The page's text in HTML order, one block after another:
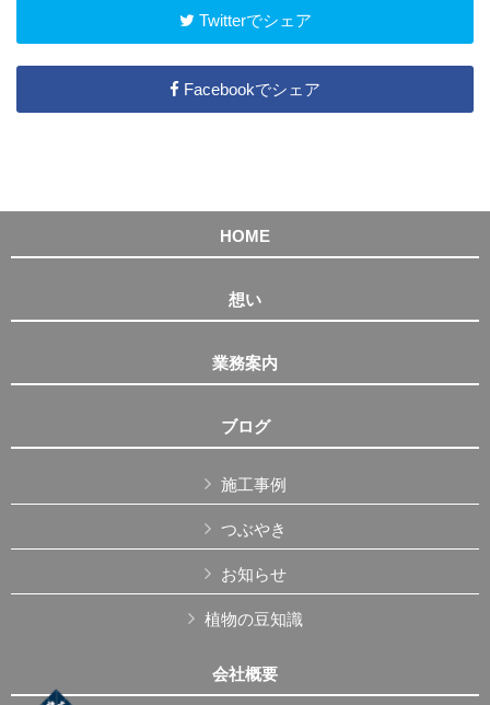
Twitterでシェア
Facebookでシェア
HOME
想い
業務案内
ブログ
施工事例
つぶやき
お知らせ
植物の豆知識
会社概要